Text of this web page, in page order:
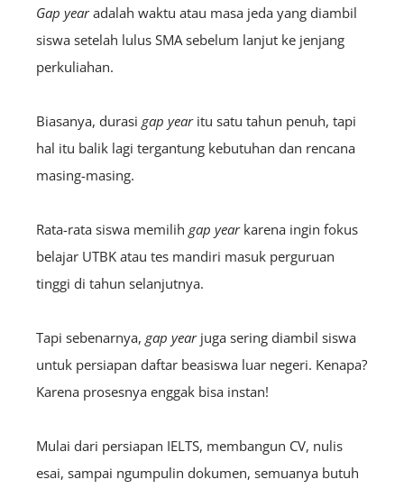
Gap yearadalah waktu atau masa jeda yang diambil
siswa setelah lulus SMA sebelum lanjut ke jenjang
perkuliahan.
Biasanya, durasi gap yearitu satu tahun penuh, tapi
hal itu balik lagi tergantung kebutuhan dan rencana
masing-masing.
Rata-rata siswa memilih gap yearkarena ingin fokus
belajar UTBK atau tes mandiri masuk perguruan
tinggi di tahun selanjutnya.
Tapi sebenarnya, gap yearjuga sering diambil siswa
untuk persiapan daftar beasiswa luar negeri. Kenapa?
Karena prosesnya enggak bisa instan!
Mulai dari persiapan IELTS, membangun CV, nulis
esai, sampai ngumpulin dokumen, semuanya butuh